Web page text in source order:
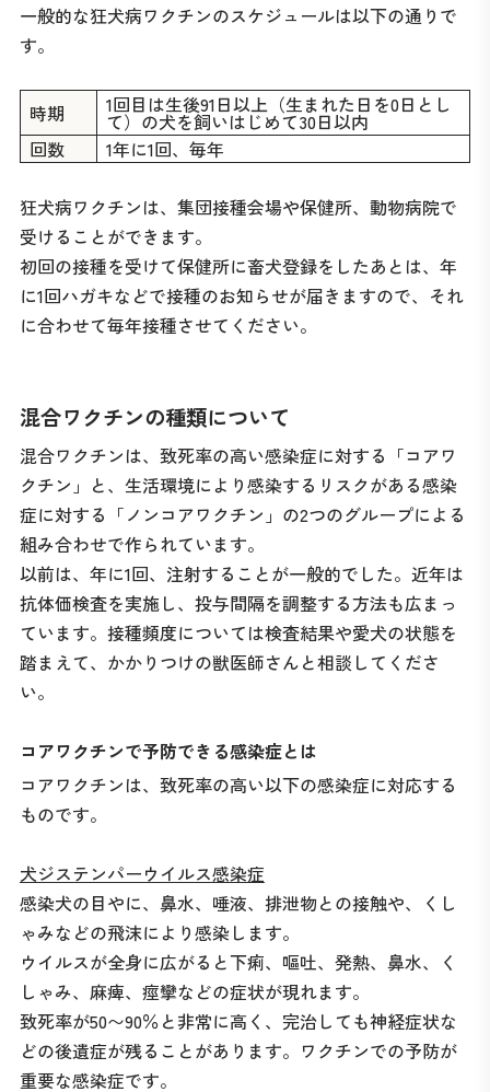
一般的な狂犬病ワクチンのスケジュールは以下の通りで
す。
時期 1回目は生後91日以上（生まれた日を0日とし
て）の犬を飼いはじめて30日以内
回数
1年に1回、毎年
狂犬病ワクチンは、集団接種会場や保健所、動物病院で
受けることができます。
初回の接種を受けて保健所に畜犬登録をしたあとは、年
に1回ハガキなどで接種のお知らせが届きますので、それ
に合わせて毎年接種させてください。
混合ワクチンの種類について
混合ワクチンは、致死率の高い感染症に対する「コアワ
クチン」と、生活環境により感染するリスクがある感染
症に対する「ノンコアワクチン」の2つのグループによる
組み合わせで作られています。
以前は、年に1回、注射することが一般的でした。近年は
抗体価検査を実施し、投与間隔を調整する方法も広まっ
ています。接種頻度については検査結果や愛犬の状態を
踏まえて、かかりつけの獣医師さんと相談してくださ
い。
コアワクチンで予防できる感染症とは
コアワクチンは、致死率の高い以下の感染症に対応する
ものです。
犬ジステンパーウイルス感染症
感染犬の目やに、鼻水、唾液、排泄物との接触や、くし
ゃみなどの飛沫により感染します。
ウイルスが全身に広がると下痢、嘔吐、発熱、鼻水、く
しゃみ、麻痺、痙攣などの症状が現れます。
致死率が50〜90％と非常に高く、完治しても神経症状な
どの後遺症が残ることがあります。ワクチンでの予防が
重要な感染症です。